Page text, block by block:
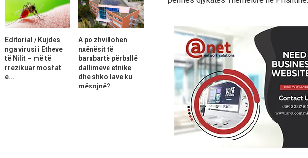
Editorial / Kujdes
nga virusi i Etheve
të Nilit – më të
rrezikuar moshat
e...
A po zhvillohen
nxënësit të
barabartë përballë
dallimeve etnike
dhe shkollave ku
mësojnë?